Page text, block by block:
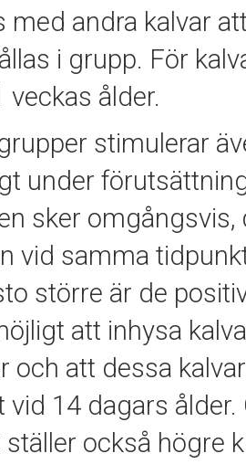
med andra kalvar
i grupp. För
veckas ålder.
stimulerar
under
sker
vid samma
större är de
att inhysa
och att dessa
vid 14 dagars
också högre